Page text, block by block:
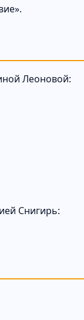
Леоновой:
Снигирь: